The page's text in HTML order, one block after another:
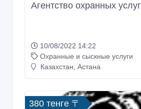
Агентство охранных услуг
10/08/2022 14:22
Охранные и сыскные услуги
Казахстан, Астана
380 тенге 〒